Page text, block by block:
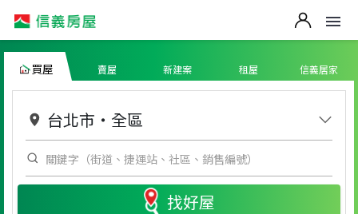
買屋 賣屋 新建案 租屋 信義居家
台北市 ・ 全區
找好屋